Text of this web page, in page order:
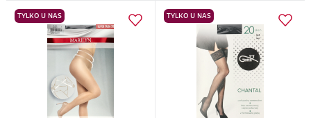
TYLKO U NAS TYLKO U NAS